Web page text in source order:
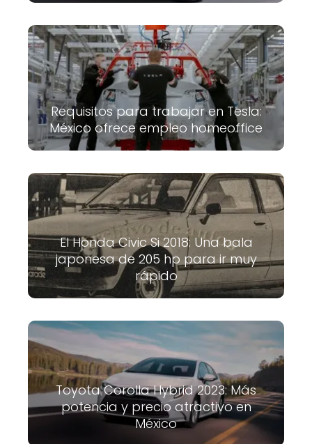
Requisitos para trabajar en Tesla:
México ofrece empleo homeoffice
El Honda Civic Si 2018: Una bala
japonesa de 205 hp para ir muy
rápido
Toyota Corolla Hybrid 2023: Más
potencia y precio atractivo en
México